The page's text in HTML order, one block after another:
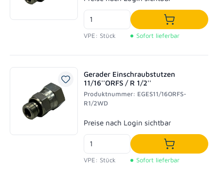
VPE: Stück
In den
Sofort lieferbar
Gerader Einschraubstutzen
11/16''ORFS / R 1/2''
Produktnummer: EGES11/16ORFS-
R1/2WD
Regulärer Preis:
Preise nach Login sichtbar
VPE: Stück
In den
Sofort lieferbar